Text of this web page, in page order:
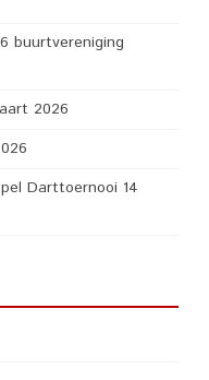
buurtvereniging
2026
Darttoernooi 14